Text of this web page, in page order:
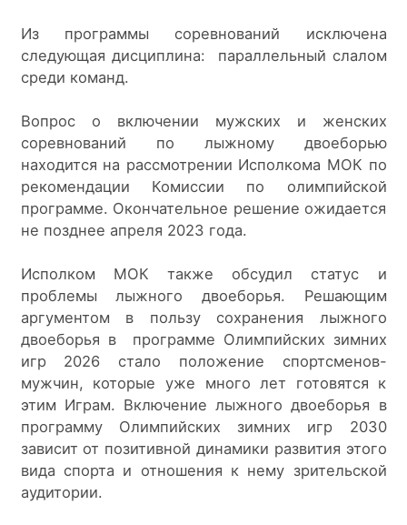
Из программы соревнований исключена
следующая дисциплина:  параллельный слалом
среди команд.
Вопрос о включении мужских и женских
соревнований по лыжному двоеборью
находится на рассмотрении Исполкома МОК по
рекомендации Комиссии по олимпийской
программе. Окончательное решение ожидается
не позднее апреля 2023 года.
Исполком МОК также обсудил статус и
проблемы лыжного двоеборья. Решающим
аргументом в пользу сохранения лыжного
двоеборья в  программе Олимпийских зимних
игр 2026 стало положение спортсменов-
мужчин, которые уже много лет готовятся к
этим Играм. Включение лыжного двоеборья в
программу Олимпийских зимних игр 2030
зависит от позитивной динамики развития этого
вида спорта и отношения к нему зрительской
аудитории.